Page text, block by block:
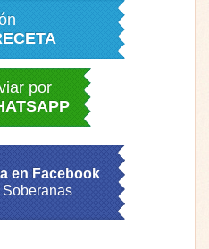
por
en Facebook
Soberanas